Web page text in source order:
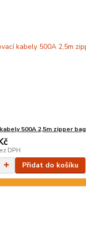
500A 2,5m zipper bag
DPH
Přidat do košíku